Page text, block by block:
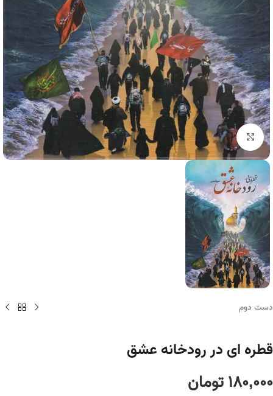
برای بزرگنمایی کلیک کنید
دست دوم
قطره ای در رودخانه عشق
180,000تومان